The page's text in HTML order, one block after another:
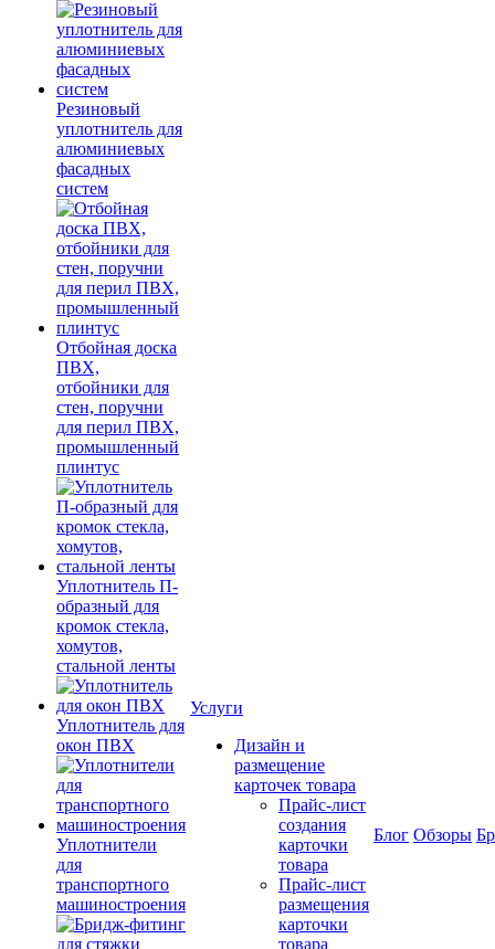
Резиновый
уплотнитель для
алюминиевых
фасадных
систем
Отбойная доска
ПВХ,
отбойники для
стен, поручни
для перил ПВХ,
промышленный
плинтус
Уплотнитель П-
образный для
кромок стекла,
хомутов,
стальной ленты
Уплотнитель для
окон ПВХ
Уплотнители
для
транспортного
машиностроения
Услуги
Дизайн и
размещение
карточек товара
Прайс-лист
создания
карточки
товара
Прайс-лист
размещения
карточки
товара
Блог Обзоры